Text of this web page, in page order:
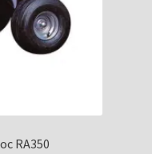
RA350